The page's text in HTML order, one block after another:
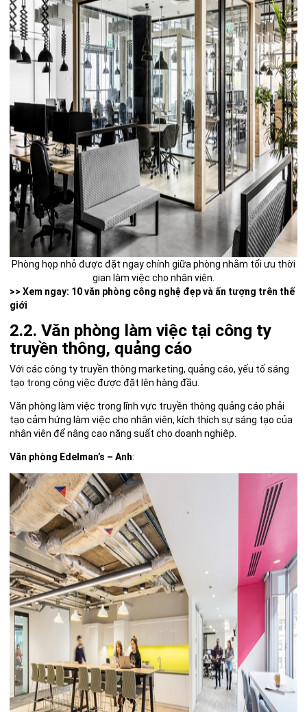
Phòng họp nhỏ được đặt ngay chính giữa phòng nhằm tối ưu thời
gian làm việc cho nhân viên.
>> Xem ngay: 10 văn phòng công nghệ đẹp và ấn tượng trên thế
giới
2.2. Văn phòng làm việc tại công ty
truyền thông, quảng cáo
Với các công ty truyền thông marketing, quảng cáo, yếu tố sáng
tạo trong công việc được đặt lên hàng đầu.
Văn phòng làm việc trong lĩnh vực truyền thông quảng cáo phải
tạo cảm hứng làm việc cho nhân viên, kích thích sự sáng tạo của
nhân viên để nâng cao năng suất cho doanh nghiệp.
Văn phòng Edelman’s – Anh: